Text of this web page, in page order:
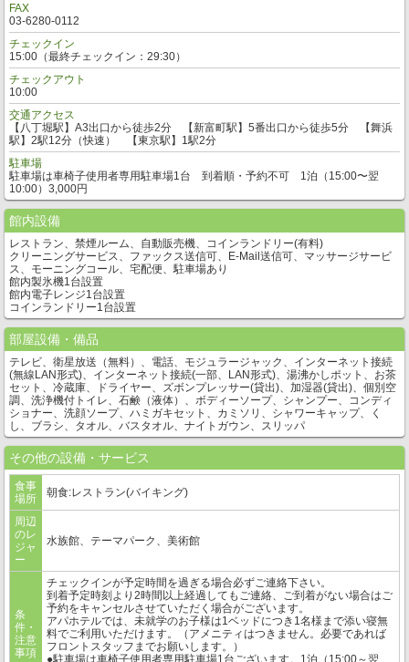
FAX
03-6280-0112
チェックイン
15:00（最終チェックイン：29:30）
チェックアウト
10:00
交通アクセス
【八丁堀駅】A3出口から徒歩2分 【新富町駅】5番出口から徒歩5分 【舞浜
駅】2駅12分（快速） 【東京駅】1駅2分
駐車場
駐車場は車椅子使用者専用駐車場1台 到着順・予約不可 1泊（15:00〜翌
10:00）3,000円
館内設備
レストラン、禁煙ルーム、自動販売機、コインランドリー(有料)
クリーニングサービス、ファックス送信可、E-Mail送信可、マッサージサービ
ス、モーニングコール、宅配便、駐車場あり
館内製氷機1台設置
館内電子レンジ1台設置
コインランドリー1台設置
部屋設備・備品
テレビ、衛星放送（無料）、電話、モジュラージャック、インターネット接続
(無線LAN形式)、インターネット接続(一部、LAN形式)、湯沸かしポット、お茶
セット、冷蔵庫、ドライヤー、ズボンプレッサー(貸出)、加湿器(貸出)、個別空
調、洗浄機付トイレ、石鹸（液体）、ボディーソープ、シャンプー、コンディ
ショナー、洗顔ソープ、ハミガキセット、カミソリ、シャワーキャップ、く
し、ブラシ、タオル、バスタオル、ナイトガウン、スリッパ
その他の設備・サービス
食事
場所
朝食:レストラン(バイキング)
周辺
のレ
ジャ
ー
水族館、テーマパーク、美術館
条
件・
注意
事項
チェックインが予定時間を過ぎる場合必ずご連絡下さい。
到着予定時刻より2時間以上経過してもご連絡、ご到着がない場合はご
予約をキャンセルさせていただく場合がございます。
アパホテルでは、未就学のお子様は1ベッドにつき1名様まで添い寝無
料でご利用いただけます。（アメニティはつきません。必要であれば
フロントスタッフまでお願いします。）
●駐車場は車椅子使用者専用駐車場1台ございます。1泊（15:00～翌